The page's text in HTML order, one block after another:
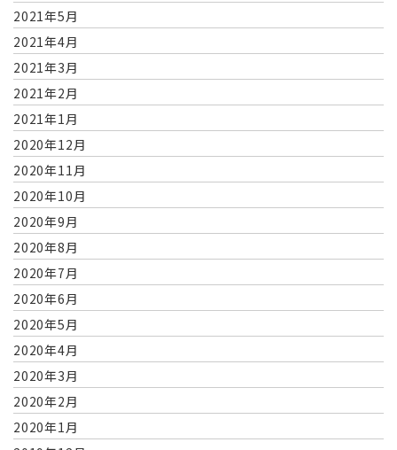
2021年5月
2021年4月
2021年3月
2021年2月
2021年1月
2020年12月
2020年11月
2020年10月
2020年9月
2020年8月
2020年7月
2020年6月
2020年5月
2020年4月
2020年3月
2020年2月
2020年1月